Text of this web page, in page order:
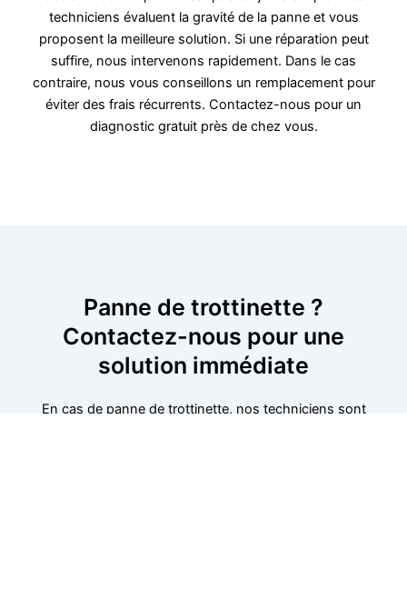
techniciens évaluent la gravité de la panne et vous
proposent la meilleure solution. Si une réparation peut
suffire, nous intervenons rapidement. Dans le cas
contraire, nous vous conseillons un remplacement pour
éviter des frais récurrents. Contactez-nous pour un
diagnostic gratuit près de chez vous.
Panne de trottinette ?
Contactez-nous pour une
solution immédiate
En cas de panne de trottinette, nos techniciens sont